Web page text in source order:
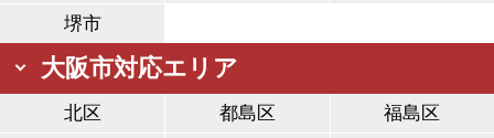
堺市
大阪市対応エリア
北区 都島区
福島区